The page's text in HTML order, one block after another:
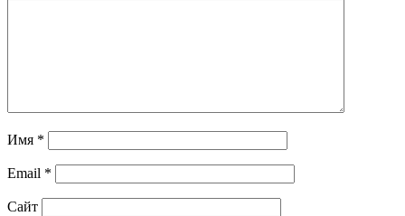
Имя *
Email *
Сайт